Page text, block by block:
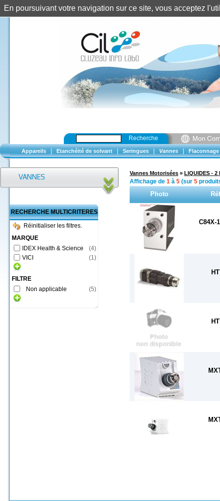
Recherche
Appareils Etanchéité de solvant Seringues Vannes Flaconnage
RECHERCHE MULTICRITERES
Réinitialiser les filtres.
MARQUE
IDEX Health & Science
(4)
VICI
(1)
FILTRE
Non applicable
(5)
Vannes Motorisées » LIQUIDES -
Affichage de 1 à 5 (sur 5
Photo
C84X-
En poursuivant votre navigation sur ce site, vous acceptez